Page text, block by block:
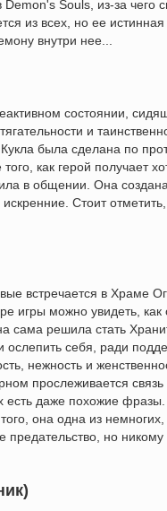
Souls, из-за чего
из всех, но ее
внутри нее...
состоянии,
и
была сделана по
как герой получает
в общении. Она
Стоит
встречается в Храме
игры можно увидеть, как
сама решила стать
себя, ради
нежность и
прослеживается
даже похожие
она одна из
предательство, но